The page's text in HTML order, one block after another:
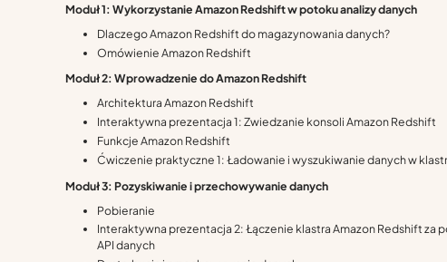
Moduł 1: Wykorzystanie Amazon Redshift w potoku analizy danych
Dlaczego Amazon Redshift do magazynowania danych?
Omówienie Amazon Redshift
Moduł 2: Wprowadzenie do Amazon Redshift
Architektura Amazon Redshift
Interaktywna prezentacja 1: Zwiedzanie konsoli Amazon Redshift
Funkcje Amazon Redshift
Ćwiczenie praktyczne 1: Ładowanie i wyszukiwanie danych w
Moduł 3: Pozyskiwanie i przechowywanie danych
Pobieranie
Interaktywna prezentacja 2: Łączenie klastra Amazon Redshift za
API danych